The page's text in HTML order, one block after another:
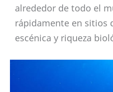
alrededor de todo el
rápidamente en sitios
escénica y riqueza